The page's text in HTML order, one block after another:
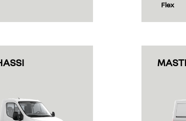
Flex